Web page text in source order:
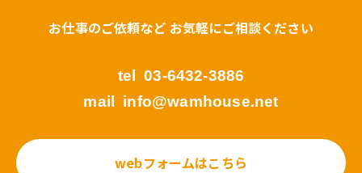
お仕事のご依頼など お気軽にご相談ください
tel 03-6432-3886
mail info@wamhouse.net
webフォームはこちら